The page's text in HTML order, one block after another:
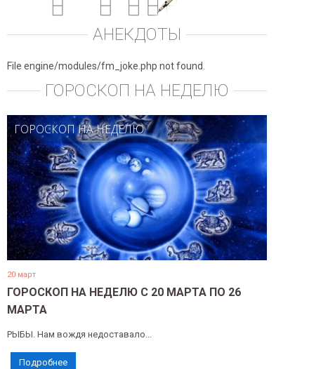
АНЕКДОТЫ
File engine/modules/fm_joke.php not found.
ГОРОСКОП НА НЕДЕЛЮ
ГОРОСКОП НА НЕДЕЛЮ
20 март
ГОРОСКОП НА НЕДЕЛЮ С 20 МАРТА ПО 26
МАРТА
РЫБЫ. Нам вождя недоставало...
Подробнее